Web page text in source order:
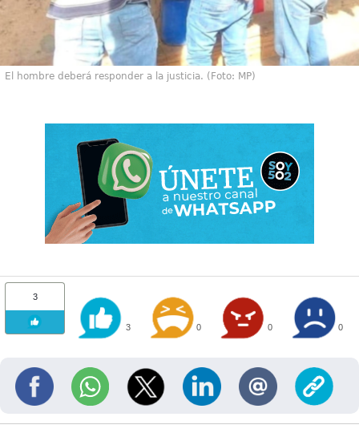
El hombre deberá responder a la justicia. (Foto: MP)
3
3 0 0 0